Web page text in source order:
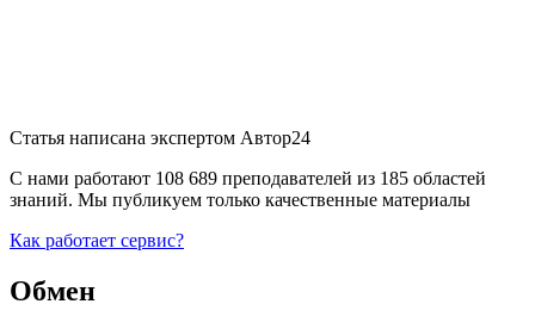
Статья написана экспертом Автор24
С нами работают 108 689 преподавателей из 185 областей
знаний. Мы публикуем только качественные материалы
Как работает сервис?
Обмен